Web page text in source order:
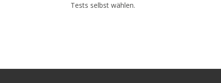
Tests selbst wählen.